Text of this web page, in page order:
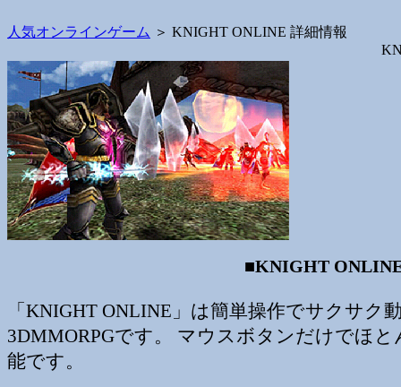
人気オンラインゲーム ＞ KNIGHT ONLINE 詳細情報
■KNIGHT
「KNIGHT ONLINE」は簡単操作でサクサク
3DMMORPGです。 マウスボタンだけでほ
能です。